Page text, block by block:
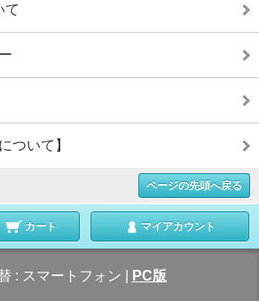
て
ついて】
ページの先頭へ戻る
カート マイアカウント
: スマートフォン PC版